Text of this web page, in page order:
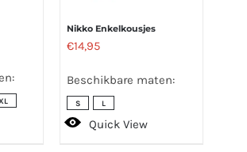
Nikko Enkelkousjes
€14,95
Beschikbare maten:
S L
Quick View